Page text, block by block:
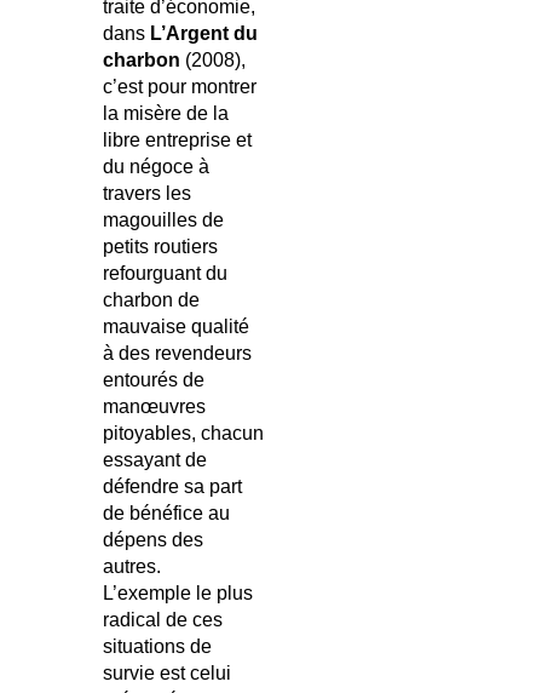
traite d’économie,
dans L’Argent du
charbon (2008),
c’est pour montrer
la misère de la
libre entreprise et
du négoce à
travers les
magouilles de
petits routiers
refourguant du
charbon de
mauvaise qualité
à des revendeurs
entourés de
manœuvres
pitoyables, chacun
essayant de
défendre sa part
de bénéfice au
dépens des
autres.
L’exemple le plus
radical de ces
situations de
survie est celui